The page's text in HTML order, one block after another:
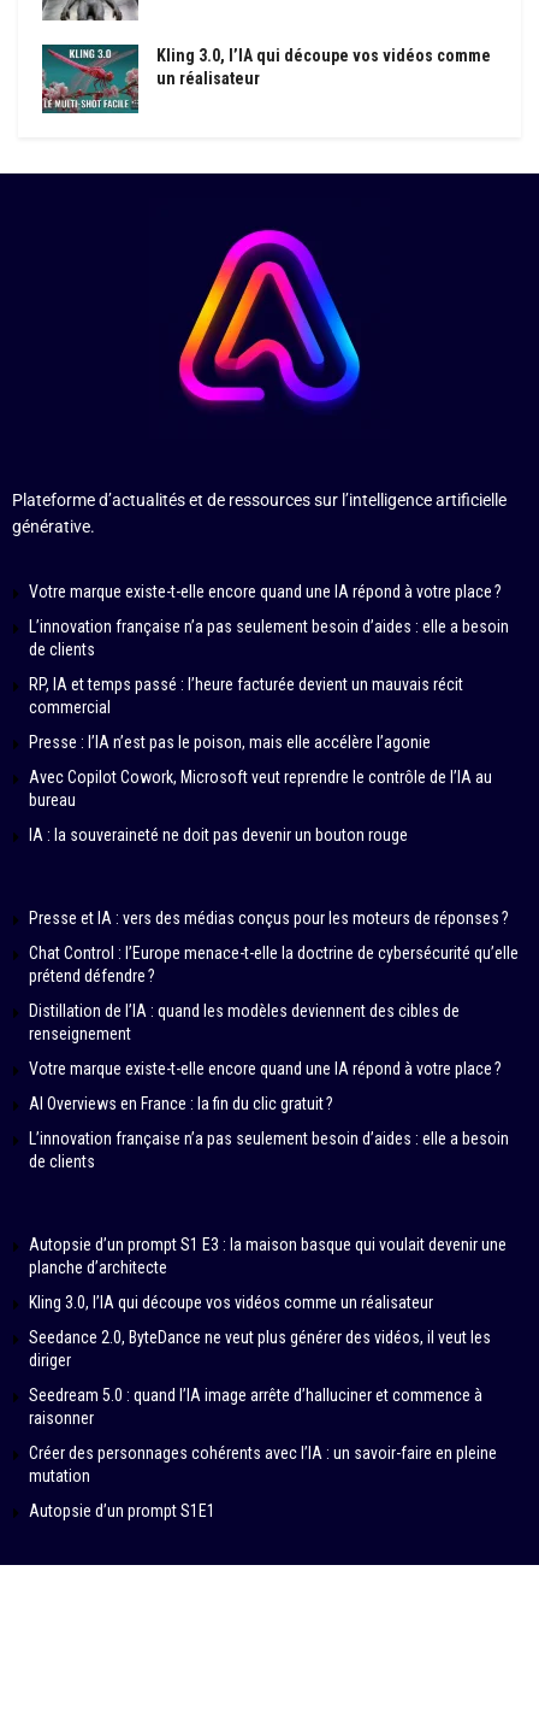
Kling 3.0, l’IA qui découpe vos vidéos comme
un réalisateur
Plateforme d’actualités et de ressources sur l’intelligence artificielle
générative.
Votre marque existe-t-elle encore quand une IA répond à votre place ?
L’innovation française n’a pas seulement besoin d’aides : elle a besoin
de clients
RP, IA et temps passé : l’heure facturée devient un mauvais récit
commercial
Presse : l’IA n’est pas le poison, mais elle accélère l’agonie
Avec Copilot Cowork, Microsoft veut reprendre le contrôle de l’IA au
bureau
IA : la souveraineté ne doit pas devenir un bouton rouge
Presse et IA : vers des médias conçus pour les moteurs de réponses ?
Chat Control : l’Europe menace-t-elle la doctrine de cybersécurité qu’elle
prétend défendre ?
Distillation de l’IA : quand les modèles deviennent des cibles de
renseignement
Votre marque existe-t-elle encore quand une IA répond à votre place ?
AI Overviews en France : la fin du clic gratuit ?
L’innovation française n’a pas seulement besoin d’aides : elle a besoin
de clients
Autopsie d’un prompt S1 E3 : la maison basque qui voulait devenir une
planche d’architecte
Kling 3.0, l’IA qui découpe vos vidéos comme un réalisateur
Seedance 2.0, ByteDance ne veut plus générer des vidéos, il veut les
diriger
Seedream 5.0 : quand l’IA image arrête d’halluciner et commence à
raisonner
Créer des personnages cohérents avec l’IA : un savoir-faire en pleine
mutation
Autopsie d’un prompt S1E1